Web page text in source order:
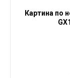
Картина по